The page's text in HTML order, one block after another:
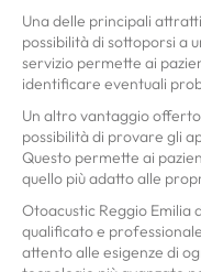
Una delle principali
possibilità di sottoporsi a
servizio permette ai
identificare eventuali
Un altro vantaggio
possibilità di provare gli
Questo permette ai
quello più adatto alle
Otoacustic Reggio Emilia
qualificato e
attento alle esigenze di